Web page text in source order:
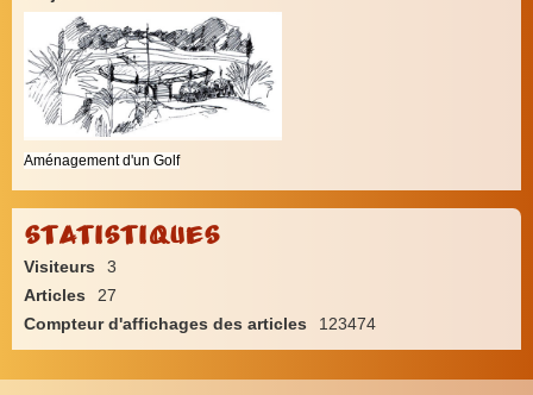
Aménagement d'un Golf
Statistiques
Visiteurs
3
Articles
27
Compteur d'affichages des articles
123474